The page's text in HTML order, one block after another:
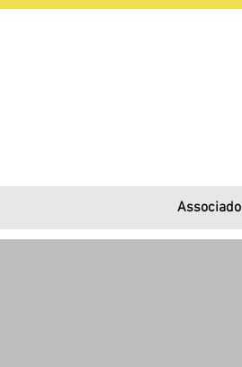
Associado